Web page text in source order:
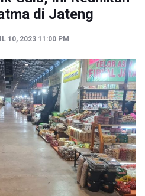
di Jateng
10, 2023 11:00 PM